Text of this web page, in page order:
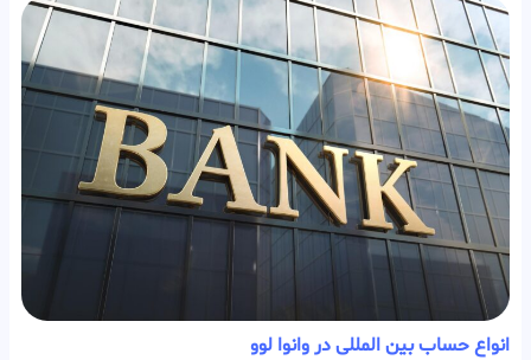
انواع حساب بین المللی در وانوا لوو